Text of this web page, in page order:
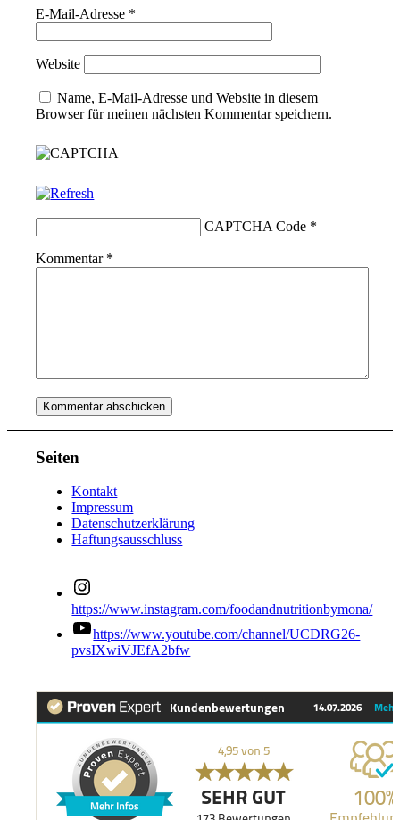
E-Mail-Adresse *
Website
Name, E-Mail-Adresse und Website in diesem
Browser für meinen nächsten Kommentar speichern.
CAPTCHA Code *
Kommentar *
Seiten
Kontakt
Impressum
Datenschutzerklärung
Haftungsausschluss
https://www.instagram.com/foodandnutritionbymona/
https://www.youtube.com/channel/UCDRG26-
pvsIXwiVJEfA2bfw